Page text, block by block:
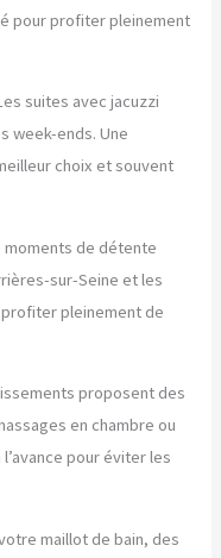
pour profiter pleinement
suites avec jacuzzi
week-ends. Une
choix et souvent
moments de détente
sur-Seine et les
pleinement de
proposent des
en chambre ou
pour éviter les
maillot de bain, des